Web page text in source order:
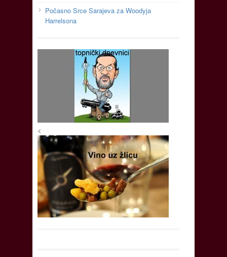
Počasno Srce Sarajeva za Woodyja
Harrelsona
<